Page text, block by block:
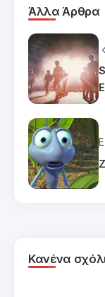
Άλλα Άρθρα
Κανένα